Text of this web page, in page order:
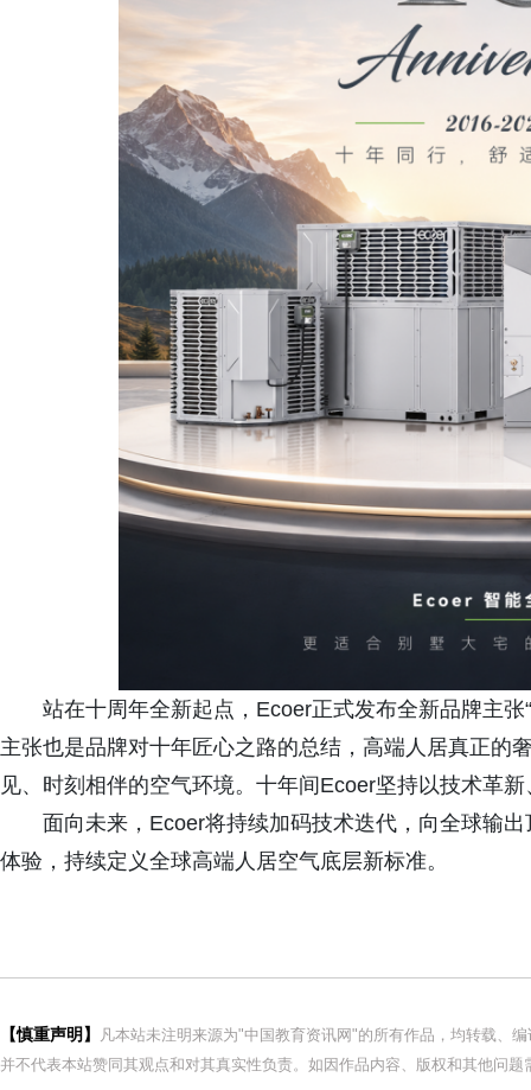
站在十周年全新起点，Ecoer正式发布全新品牌主
主张也是品牌对十年匠心之路的总结，高端人居真正的
见、时刻相伴的空气环境。十年间Ecoer坚持以技术革
面向未来，Ecoer将持续加码技术迭代，向全球输
体验，持续定义全球高端人居空气底层新标准。
【慎重声明】
凡本站未注明来源为"中国教育资讯网"的所有作品，均转载、
并不代表本站赞同其观点和对其真实性负责。如因作品内容、版权和其他问